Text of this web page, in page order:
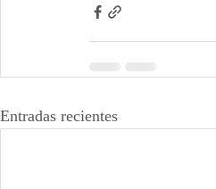
Entradas recientes